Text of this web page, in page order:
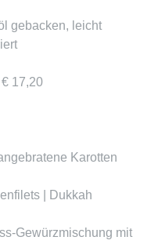
gebacken, leicht
17,20
Karotten
| Dukkah
Gewürzmischung mit